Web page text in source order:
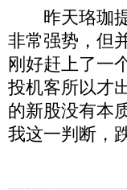
昨天珞珈提
非常强势，但
刚好赶上了一
投机客所以才
的新股没有本
我这一判断，